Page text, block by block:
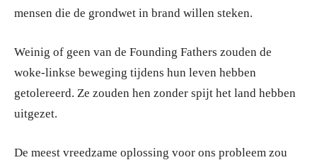
mensen die de grondwet in brand willen steken.
Weinig of geen van de Founding Fathers zouden de
woke-linkse beweging tijdens hun leven hebben
getolereerd. Ze zouden hen zonder spijt het land hebben
uitgezet.
De meest vreedzame oplossing voor ons probleem zou